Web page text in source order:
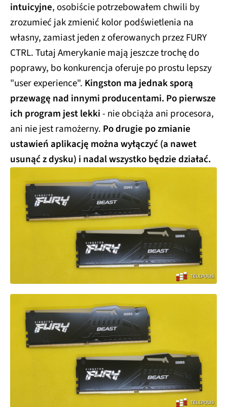
intuicyjne, osobiście potrzebowałem chwili by
zrozumieć jak zmienić kolor podświetlenia na
własny, zamiast jeden z oferowanych przez FURY
CTRL. Tutaj Amerykanie mają jeszcze trochę do
poprawy, bo konkurencja oferuje po prostu lepszy
"user experience". Kingston ma jednak sporą
przewagę nad innymi producentami. Po pierwsze
ich program jest lekki- nie obciąża ani procesora,
ani nie jest ramożerny. Po drugie po zmianie
ustawień aplikację można wyłączyć (a nawet
usunąć z dysku) i nadal wszystko będzie działać.